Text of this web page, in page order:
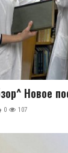
Новое
0 107